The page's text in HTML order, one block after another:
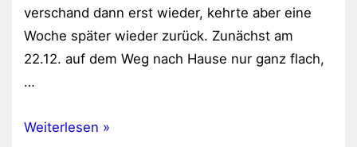
verschand dann erst wieder, kehrte aber eine
Woche später wieder zurück. Zunächst am
22.12. auf dem Weg nach Hause nur ganz flach,
…
Hochwasser
Weiterlesen »